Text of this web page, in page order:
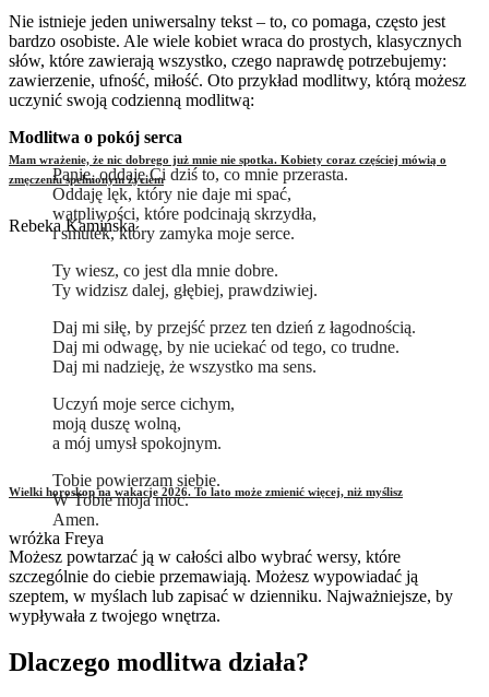
Mam wrażenie, że nic dobrego już mnie nie spotka. Kobiety coraz częściej mówią o
zmęczeniu spełnionym życiem
Rebeka Kamińska
Wielki horoskop na wakacje 2026. To lato może zmienić więcej, niż myślisz
wróżka Freya
Nie istnieje jeden uniwersalny tekst – to, co pomaga, często jest
bardzo osobiste. Ale wiele kobiet wraca do prostych, klasycznych
słów, które zawierają wszystko, czego naprawdę potrzebujemy:
zawierzenie, ufność, miłość. Oto przykład modlitwy, którą możesz
uczynić swoją codzienną modlitwą:
Modlitwa o pokój serca
Panie, oddaję Ci dziś to, co mnie przerasta.
Oddaję lęk, który nie daje mi spać,
wątpliwości, które podcinają skrzydła,
i smutek, który zamyka moje serce.
Ty wiesz, co jest dla mnie dobre.
Ty widzisz dalej, głębiej, prawdziwiej.
Daj mi siłę, by przejść przez ten dzień z łagodnością.
Daj mi odwagę, by nie uciekać od tego, co trudne.
Daj mi nadzieję, że wszystko ma sens.
Uczyń moje serce cichym,
moją duszę wolną,
a mój umysł spokojnym.
Tobie powierzam siebie.
W Tobie moja moc.
Amen.
Możesz powtarzać ją w całości albo wybrać wersy, które
szczególnie do ciebie przemawiają. Możesz wypowiadać ją
szeptem, w myślach lub zapisać w dzienniku. Najważniejsze, by
wypływała z twojego wnętrza.
Dlaczego modlitwa działa?